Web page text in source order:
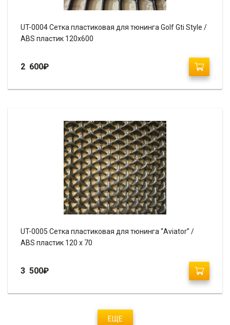
UT-0004 Сетка пластиковая для тюнинга Golf Gti Style /
ABS пластик 120х600
2 600₽
UT-0005 Сетка пластиковая для тюнинга “Aviator” /
ABS пластик 120 х 70
3 500₽
ЕЩЕ